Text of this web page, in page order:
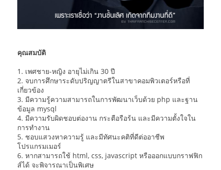
คุณสมบัติ
1. เพศชาย-หญิง อายุไม่เกิน 30 ปี
2. จบการศึกษาระดับปริญญาตรีในสาขาคอมพิวเตอร์หรือที่
เกี่ยวข้อง
3. มีความรู้ความสามารถในการพัฒนาเว็บด้วย php และฐาน
ข้อมูล mysql
4. มีความรับผิดชอบต่องาน กระตือรือร้น และมีความตั้งใจใน
การทำงาน
5. ชอบแสวงหาความรู้ และมีทัศนะคติที่ดีต่ออาชีพ
โปรแกรมเมอร์
6. หากสามารถใช้ html, css, javascript หรือออกแบบกราฟฟิก
ส์ได้ จะพิจารณาเป็นพิเศษ